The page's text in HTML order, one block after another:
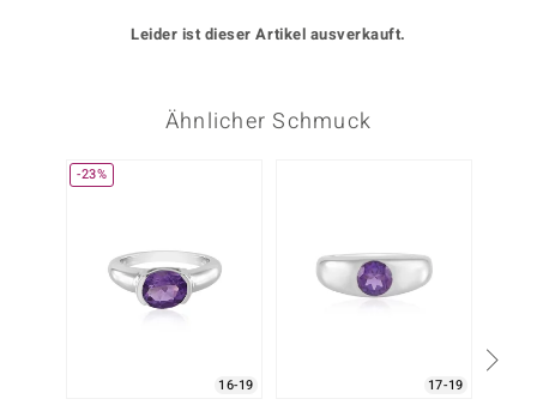
Leider ist dieser Artikel ausverkauft.
Ähnlicher Schmuck
-23%
16-19 17-19